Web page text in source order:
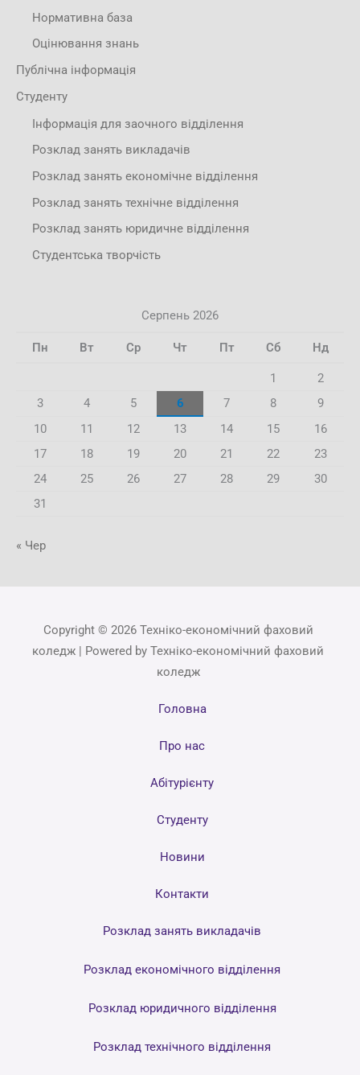
Нормативна база
Оцінювання знань
Публічна інформація
Студенту
Інформація для заочного відділення
Розклад занять викладачів
Розклад занять економічне відділення
Розклад занять технічне відділення
Розклад занять юридичне відділення
Студентська творчість
Серпень 2026
Пн Вт Ср Чт Пт Сб Нд
1
2
3
4 5 6 7 8
9
10
11 12 13 14 15
16
17
18 19 20 21 22
23
24
25 26 27 28 29
30
31
« Чер
Copyright © 2026 Техніко-економічний фаховий
коледж | Powered by Техніко-економічний фаховий
коледж
Головна
Про нас
Абітурієнту
Студенту
Новини
Контакти
Розклад занять викладачів
Розклад економічного відділення
Розклад юридичного відділення
Розклад технічного відділення